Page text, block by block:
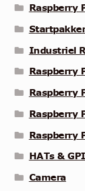
Raspberry
Industriel
Raspberry
Raspberry
Raspberry
Raspberry
HATs &
Camera